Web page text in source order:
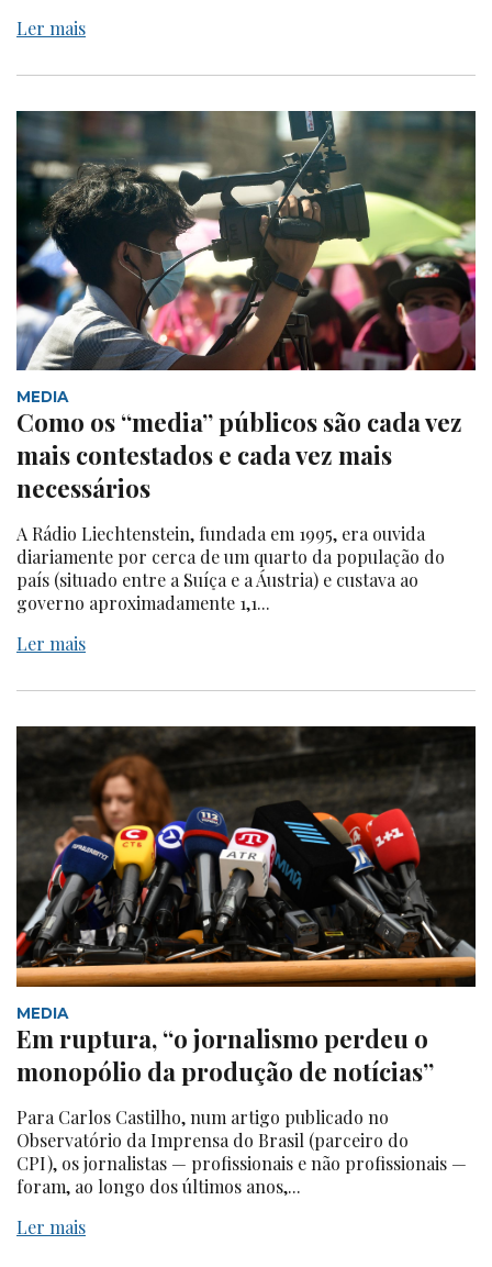
Ler mais
MEDIA
Como os “media” públicos são cada vez
mais contestados e cada vez mais
necessários
A Rádio Liechtenstein, fundada em 1995, era ouvida
diariamente por cerca de um quarto da população do
país (situado entre a Suíça e a Áustria) e custava ao
governo aproximadamente 1,1...
Ler mais
MEDIA
Em ruptura, “o jornalismo perdeu o
monopólio da produção de notícias”
Para Carlos Castilho, num artigo publicado no
Observatório da Imprensa do Brasil (parceiro do
CPI), os jornalistas — profissionais e não profissionais —
foram, ao longo dos últimos anos,...
Ler mais